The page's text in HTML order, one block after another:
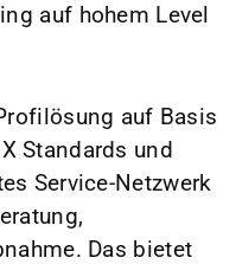
auf hohem Level
auf Basis
Standards und
Service-Netzwerk
Das bietet